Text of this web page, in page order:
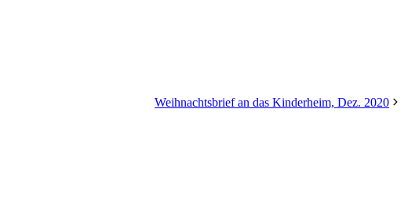
Weihnachtsbrief an das Kinderheim, Dez. 2020